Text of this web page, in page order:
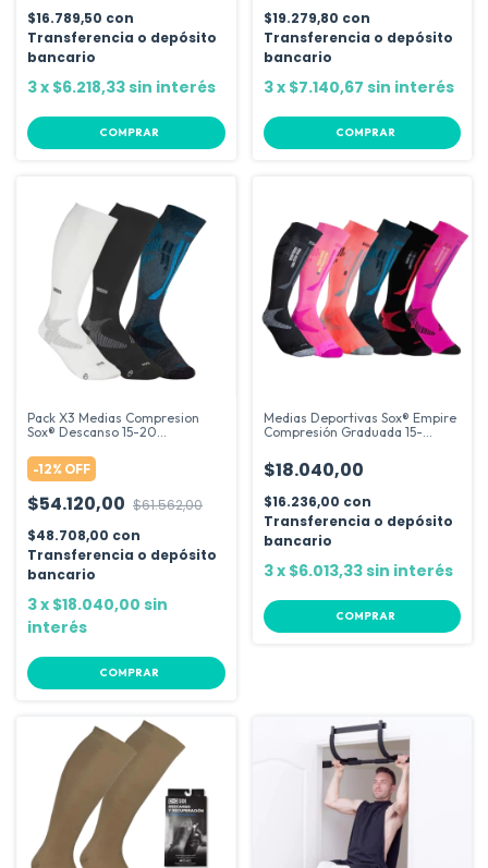
$16.789,50 con
Transferencia o depósito
bancario
3x $6.218,33sin interés
COMPRAR
$19.279,80 con
Transferencia o depósito
bancario
3x $7.140,67 sin interés
COMPRAR
Pack X3 Medias Compresion
Sox® Descanso 15-20
-12% OFF
$54.120,00 $61.562,00
$48.708,00 con
Transferencia o depósito
bancario
3x $18.040,00 sin
interés
COMPRAR
Medias Deportivas Sox® Empire
Compresión Graduada 15-
$18.040,00
$16.236,00 con
Transferencia o depósito
bancario
3x $6.013,33sin interés
COMPRAR